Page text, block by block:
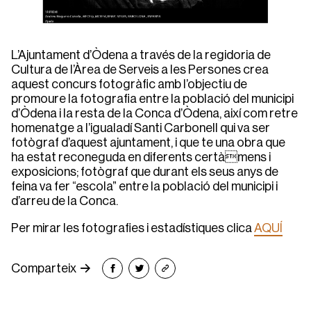
L’Ajuntament d’Òdena a través de la regidoria de
Cultura de l’Àrea de Serveis a les Persones crea
aquest concurs fotogràfic amb l’objectiu de
promoure la fotografia entre la població del municipi
d’Òdena i la resta de la Conca d’Òdena, així com retre
homenatge a l’igualadí Santi Carbonell qui va ser
fotògraf d’aquest ajuntament, i que te una obra que
ha estat reconeguda en diferents certàmens i
exposicions; fotògraf que durant els seus anys de
feina va fer “escola” entre la població del municipi i
d’arreu de la Conca.
Per mirar les fotografies i estadístiques clicaAQUÍ
Comparteix